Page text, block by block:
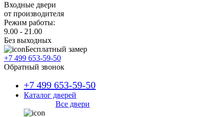
Входные двери
от производителя
Режим работы:
9.00 - 21.00
Без выходных
Бесплатный замер
+7 499 653-59-50
Обратный звонок
+7 499 653-59-50
Каталог дверей
Все двери